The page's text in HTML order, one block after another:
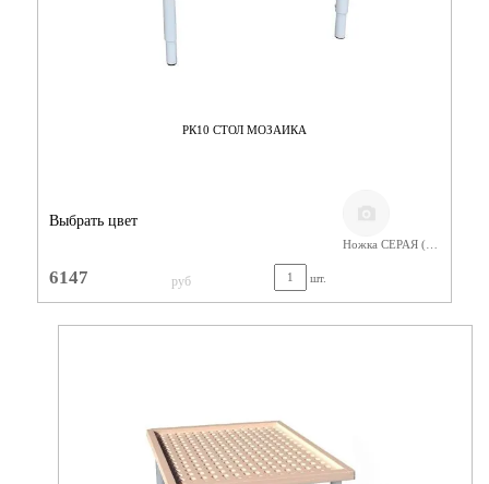
РК10 СТОЛ МОЗАИКА
Выбрать цвет
6147 руб шт.